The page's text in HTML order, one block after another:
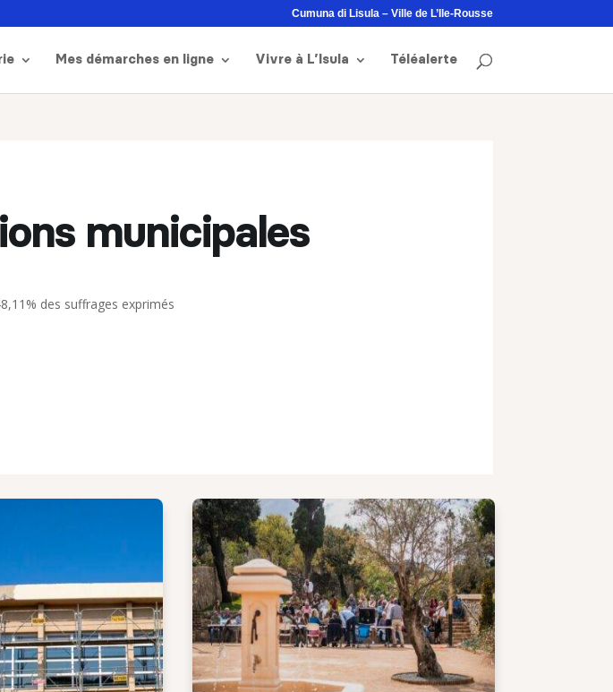
Cumuna di Lisula – Ville de L’Ile-Rousse
Mes démarches en ligne Vivre à L’Isula Téléalerte
municipales
des suffrages exprimés